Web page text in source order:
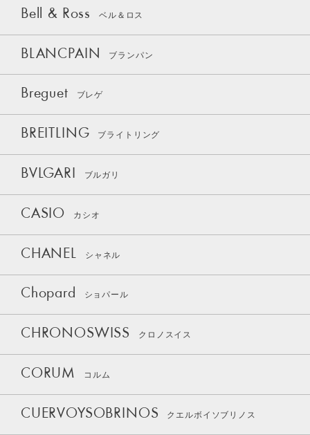
Bell & Ross ベル＆ロス
BLANCPAIN ブランパン
Breguet ブレゲ
BREITLING ブライトリング
BVLGARI ブルガリ
CASIO カシオ
CHANEL シャネル
Chopard ショパール
CHRONOSWISS クロノスイス
CORUM コルム
CUERVOYSOBRINOS クエルボイソブリノス